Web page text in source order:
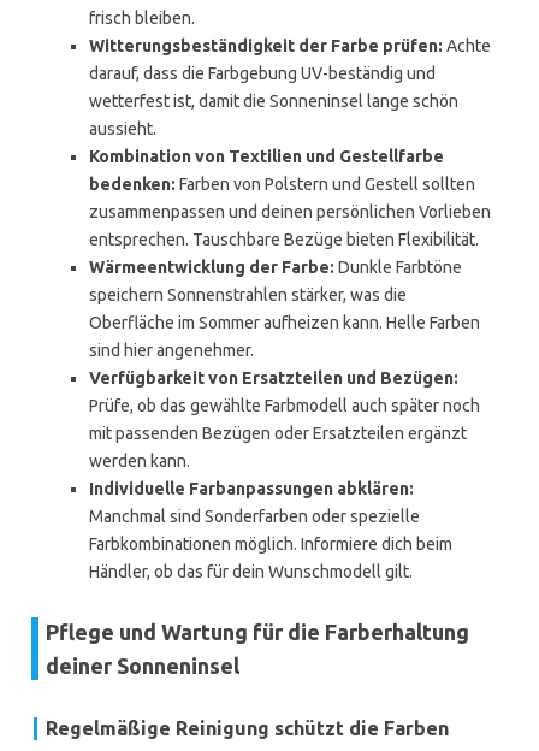
frisch bleiben.
Witterungsbeständigkeit der Farbe prüfen: Achte
darauf, dass die Farbgebung UV-beständig und
wetterfest ist, damit die Sonneninsel lange schön
aussieht.
Kombination von Textilien und Gestellfarbe
bedenken: Farben von Polstern und Gestell sollten
zusammenpassen und deinen persönlichen Vorlieben
entsprechen. Tauschbare Bezüge bieten Flexibilität.
Wärmeentwicklung der Farbe: Dunkle Farbtöne
speichern Sonnenstrahlen stärker, was die
Oberfläche im Sommer aufheizen kann. Helle Farben
sind hier angenehmer.
Verfügbarkeit von Ersatzteilen und Bezügen:
Prüfe, ob das gewählte Farbmodell auch später noch
mit passenden Bezügen oder Ersatzteilen ergänzt
werden kann.
Individuelle Farbanpassungen abklären:
Manchmal sind Sonderfarben oder spezielle
Farbkombinationen möglich. Informiere dich beim
Händler, ob das für dein Wunschmodell gilt.
Pflege und Wartung für die Farberhaltung
deiner Sonneninsel
Regelmäßige Reinigung schützt die Farben